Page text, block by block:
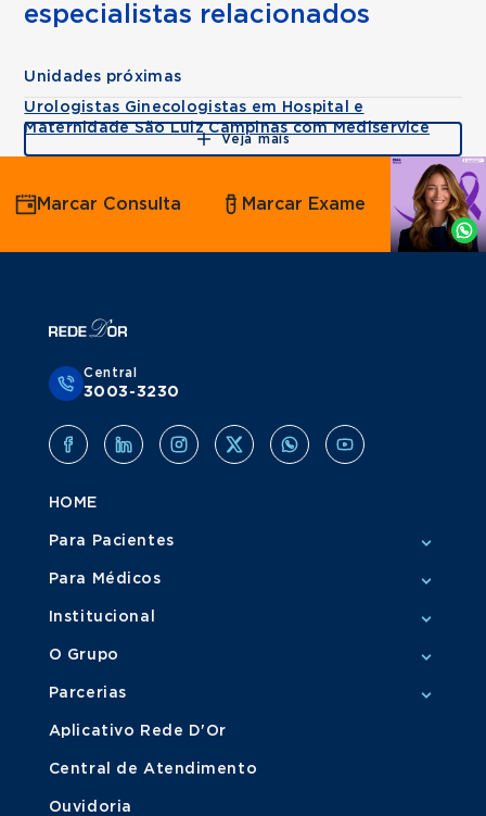
especialistas relacionados
Unidades próximas
Urologistas Ginecologistas em Hospital e
Maternidade São Luiz Campinas com Mediservice
Veja mais
Agende
por
Whatsapp
Marcar Consulta Marcar Exame
Central
3003-3230
HOME
Para Pacientes
Para Médicos
Institucional
O Grupo
Parcerias
Aplicativo Rede D'Or
Central de Atendimento
Ouvidoria